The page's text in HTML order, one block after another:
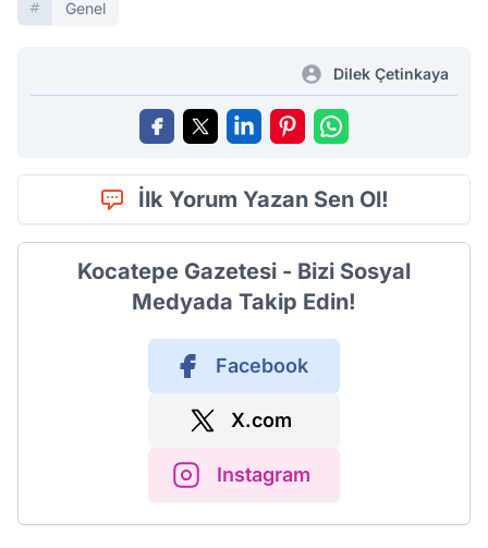
Genel
Dilek Çetinkaya
İlk Yorum Yazan Sen Ol!
Kocatepe Gazetesi - Bizi Sosyal
Medyada Takip Edin!
Facebook
X.com
Instagram